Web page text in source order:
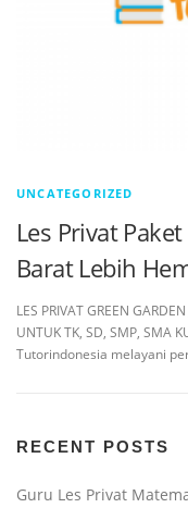
UNCATEGORIZED
Les Privat
Barat Lebih
LES PRIVAT GREEN
UNTUK TK, SD, SMP, SMA
Tutorindonesia melayani
RECENT POSTS
Guru Les Privat